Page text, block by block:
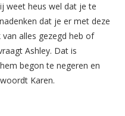
weet heus wel dat je te
dat je er met deze
alles gezegd heb of
Ashley. Dat is
begon te negeren en
Karen.